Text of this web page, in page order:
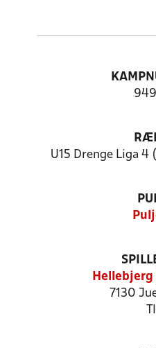
U15 Drenge Liga 4
7130